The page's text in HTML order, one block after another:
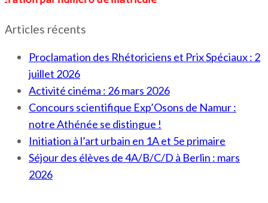
Articles récents
Proclamation des Rhétoriciens et Prix Spéciaux : 2
juillet 2026
Activité cinéma : 26 mars 2026
Concours scientifique Exp’Osons de Namur :
notre Athénée se distingue !
Initiation à l’art urbain en 1A et 5e primaire
Séjour des élèves de 4A/B/C/D à Berlin : mars
2026